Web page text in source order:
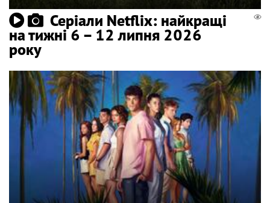
Серіали Netflix: найкращі
на тижні 6 – 12 липня 2026
року